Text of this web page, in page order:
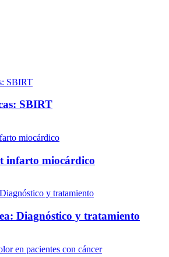
SBIRT
infarto miocárdico
Diagnóstico y tratamiento